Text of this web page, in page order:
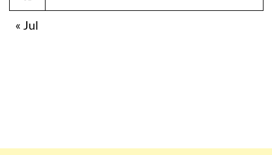
« Jul